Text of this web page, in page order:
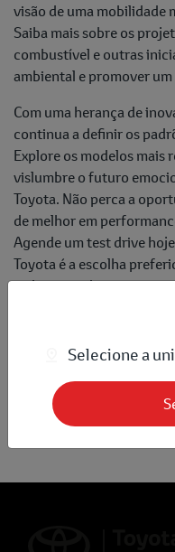
visão de uma mobilidade
Saiba mais sobre os
combustível e outras
ambiental e promover
Com uma herança de
continua a definir os
Explore os modelos mais
vislumbre o futuro
Toyota. Não perca a
de melhor em
Agende um test drive
Toyota é a escolha
todo o mundo.
Compartilhe esse artigo
Selecione a